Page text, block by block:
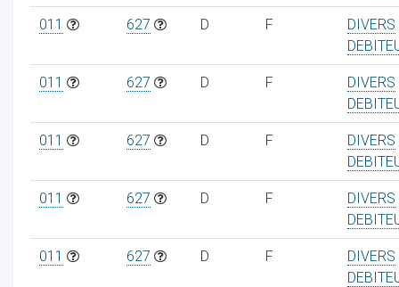
011 627 D F
DIVERS
011 627 D F
DIVERS
011 627 D F
DIVERS
011 627 D F
DIVERS
011 627 D F
DIVERS